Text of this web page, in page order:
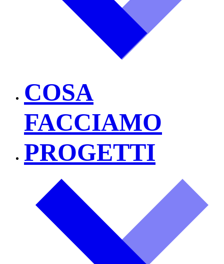
COSA
FACCIAMO
PROGETTI